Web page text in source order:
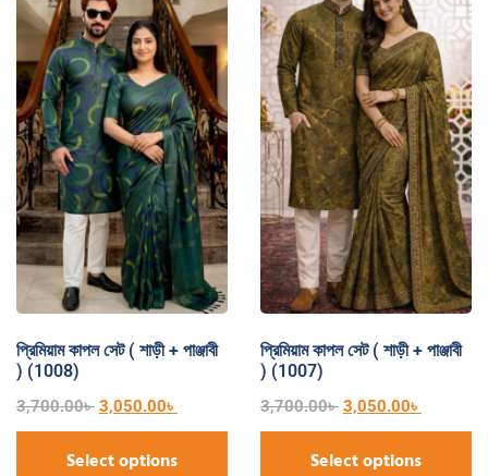
প্রিমিয়াম কাপল সেট ( শাড়ী + পাঞ্জাবী
) (1008)
3,700.00৳ 3,050.00৳
Select options
প্রিমিয়াম কাপল সেট ( শাড়ী + পাঞ্জাবী
) (1007)
3,700.00৳ 3,050.00৳
Select options